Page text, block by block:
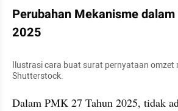
Perubahan Mekanisme
2025
Ilustrasi cara buat surat pernyataan omzet
Shutterstock.
Dalam PMK 27 Tahun 2025, tidak